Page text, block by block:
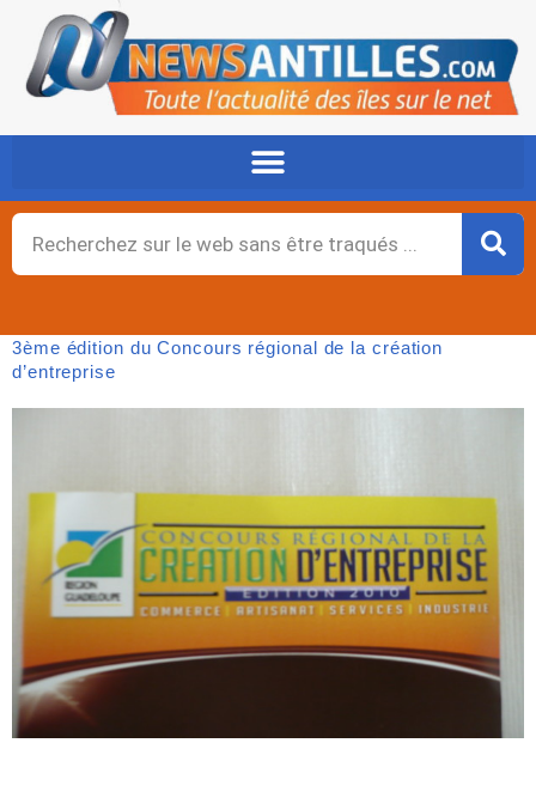
contenu
Rechercher
3ème édition du Concours régional de la création
d’entreprise